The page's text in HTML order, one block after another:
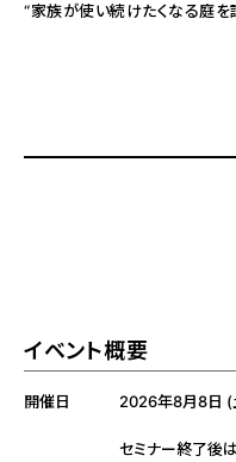
“家族が使い続けたくなる庭を
イベント概要
開催日 2026年8月8日 (
セミナー終了後